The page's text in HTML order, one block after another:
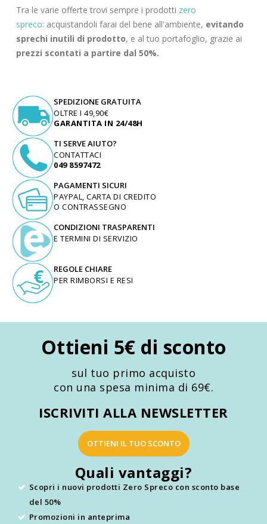
Tra le varie offerte trovi sempre i prodotti zero
spreco: acquistandoli farai del bene all'ambiente, evitando
sprechi inutili di prodotto, e al tuo portafoglio, grazie ai
prezzi scontati a partire dal 50%.
SPEDIZIONE GRATUITA
OLTRE I 49,90€
GARANTITA IN 24/48H
TI SERVE AIUTO?
CONTATTACI
049 8597472
PAGAMENTI SICURI
PAYPAL, CARTA DI CREDITO
O CONTRASSEGNO
CONDIZIONI TRASPARENTI
E TERMINI DI SERVIZIO
REGOLE CHIARE
PER RIMBORSI E RESI
Ottieni 5€ di sconto
sul tuo primo acquisto
con una spesa minima di 69€.
ISCRIVITI ALLA NEWSLETTER
OTTIENI IL TUO SCONTO
Quali vantaggi?
Scopri i nuovi prodotti Zero Spreco con sconto base
del 50%
Promozioni in anteprima